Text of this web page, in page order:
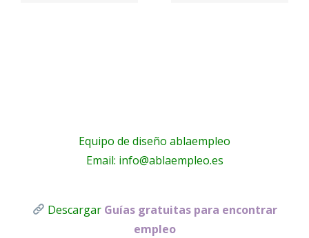
Equipo de diseño ablaempleo
Email: info@ablaempleo.es
Descargar Guías gratuitas para encontrar
empleo